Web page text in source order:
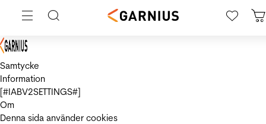
Samtycke
Information
[#IABV2SETTINGS#]
Om
Denna sida använder cookies